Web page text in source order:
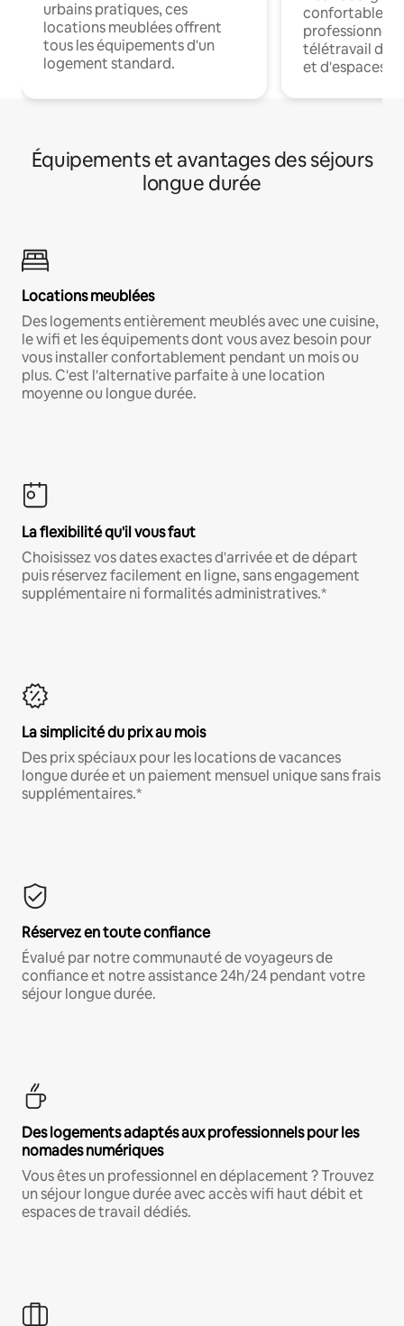
urbains pratiques, ces
locations meublées offrent
tous les équipements d'un
logement standard.
confortables
professionnels
télétravail
et d'espaces
Équipements et avantages des séjours
longue durée
Locations meublées
Des logements entièrement meublés avec une cuisine,
le wifi et les équipements dont vous avez besoin pour
vous installer confortablement pendant un mois ou
plus. C'est l'alternative parfaite à une location
moyenne ou longue durée.
La flexibilité qu'il vous faut
Choisissez vos dates exactes d'arrivée et de départ
puis réservez facilement en ligne, sans engagement
supplémentaire ni formalités administratives.*
La simplicité du prix au mois
Des prix spéciaux pour les locations de vacances
longue durée et un paiement mensuel unique sans frais
supplémentaires.*
Réservez en toute confiance
Évalué par notre communauté de voyageurs de
confiance et notre assistance 24h/24 pendant votre
séjour longue durée.
Des logements adaptés aux professionnels pour les
nomades numériques
Vous êtes un professionnel en déplacement ? Trouvez
un séjour longue durée avec accès wifi haut débit et
espaces de travail dédiés.